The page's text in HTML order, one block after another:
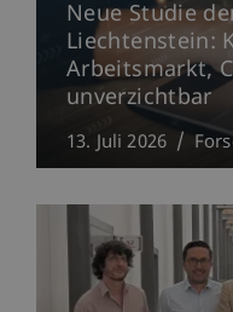
Neue Studie
Liechtenstein:
Arbeitsmarkt,
unverzichtbar
13. Juli 2026